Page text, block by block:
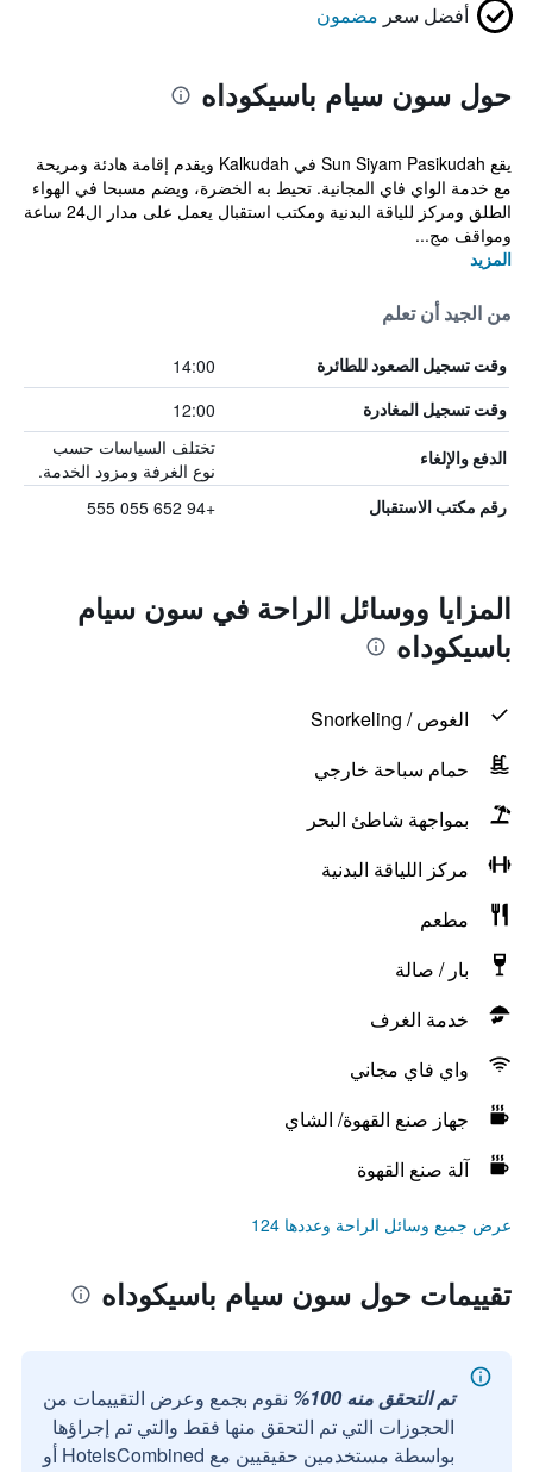
أفضل سعر مضمون
حول سون سيام باسيكوداه
يقع Sun Siyam Pasikudah في Kalkudah ويقدم إقامة هادئة ومريحة
مع خدمة الواي فاي المجانية. تحيط به الخضرة، ويضم مسبحا في الهواء
الطلق ومركز للياقة البدنية ومكتب استقبال يعمل على مدار ال24 ساعة
ومواقف مج...
المزيد
من الجيد أن تعلم
وقت تسجيل الصعود للطائرة 14:00
وقت تسجيل المغادرة 12:00
الدفع والإلغاء
تختلف السياسات حسب
نوع الغرفة ومزود الخدمة.
رقم مكتب الاستقبال +94 652 055 555
المزايا ووسائل الراحة في سون سيام
باسيكوداه
الغوص / Snorkeling
حمام سباحة خارجي
بمواجهة شاطئ البحر
مركز اللياقة البدنية
مطعم
بار / صالة
خدمة الغرف
واي فاي مجاني
جهاز صنع القهوة/ الشاي
آلة صنع القهوة
عرض جميع وسائل الراحة وعددها 124
تقييمات حول سون سيام باسيكوداه
تم التحقق منه 100%
نقوم بجمع وعرض التقييمات من
الحجوزات التي تم التحقق منها فقط والتي تم إجراؤها
بواسطة مستخدمين حقيقيين مع HotelsCombined أو